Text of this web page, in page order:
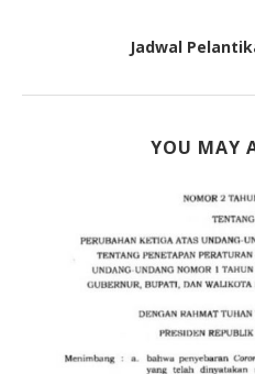
Jadwal
YOU MAY